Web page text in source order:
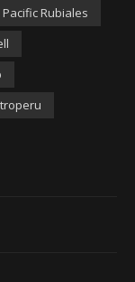
Pacific Rubiales